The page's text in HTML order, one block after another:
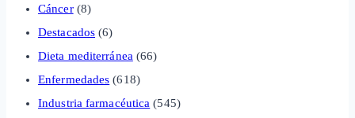
Cáncer(8)
Destacados (6)
Dieta mediterránea (66)
Enfermedades (618)
Industria farmacéutica (545)